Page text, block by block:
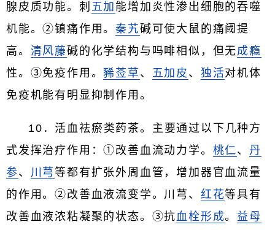
腺皮质功能。刺 五加 能增加炎性渗出细胞的吞噬
机能。②镇痛作用。秦艽碱可使大鼠的痛阈提
高。 清风藤碱的化学结构与吗啡相似，但无成瘾
性。③免疫作用。豨莶草 、 五加皮 、 独活对机体
免疫机能有明显抑制作用。
10．活血祛瘀类药茶。主要通过以下几种方
式发挥治疗作用：①改善血流动力学。 桃仁、 丹
参、 川芎等都有扩张外周血管，增加器官血流量
的作用。②改善血液流变学。川芎、 红花等具有
改善血液浓粘凝聚的状态。③抗血栓形成。 益母